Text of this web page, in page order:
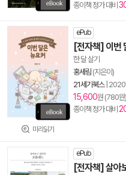
종이책 정가 대비
미리읽기
ePub
[전자책] 이번
한 달 살기
홍세림 (지은이)
21세기북스| 2020
15,600원 (780원)
종이책 정가 대비
ePub
[전자책] 살아